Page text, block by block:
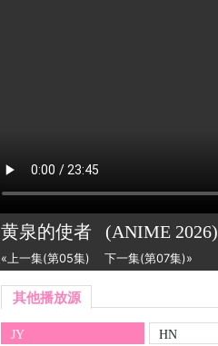
黄泉的使者 (ANIME 2026)
«上一集(第05集) 下一集(第07集)»
其他播放源
JY HN